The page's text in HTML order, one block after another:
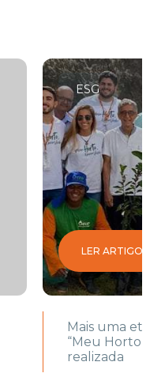
ESG
LER ARTIGO
Mais uma
“Meu Horto,
realizada